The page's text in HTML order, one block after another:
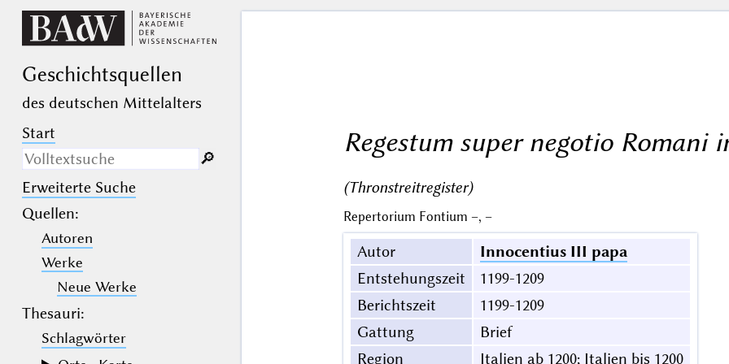
Geschichts­quellen
des deutschen Mittelalters
Start
Nur in Beschreibungs­texten
suchen
(der Unterstrich) ist Platzhalter für
genau ein Zeichen.
(das Prozentzeichen) ist Platzhalter
für kein, ein oder mehr als ein
Zeichen.
🔎︎
Erweiterte Suche
Quellen:
Autoren
Werke
Neue Werke
Thesauri:
Schlagwörter
Regestum super negotio Romani
(Thronstreitregister)
Repertorium Fontium –, –
Autor
Innocentius III papa
Entstehungszeit
1199-1209
Berichtszeit
1199-1209
Gattung
Brief
Region
Italien ab 1200; Italien bis 1200